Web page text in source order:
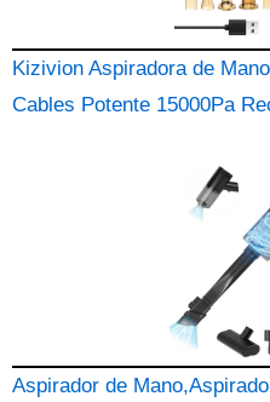
Kizivion Aspiradora de
Cables Potente 15000Pa
Aspirador de